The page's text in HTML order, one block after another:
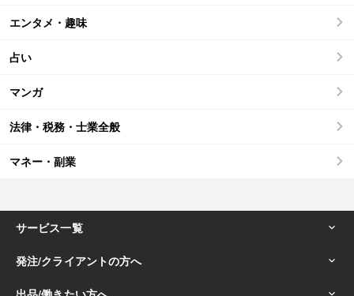
エンタメ・趣味
占い
マンガ
法律・税務・士業全般
マネー・副業